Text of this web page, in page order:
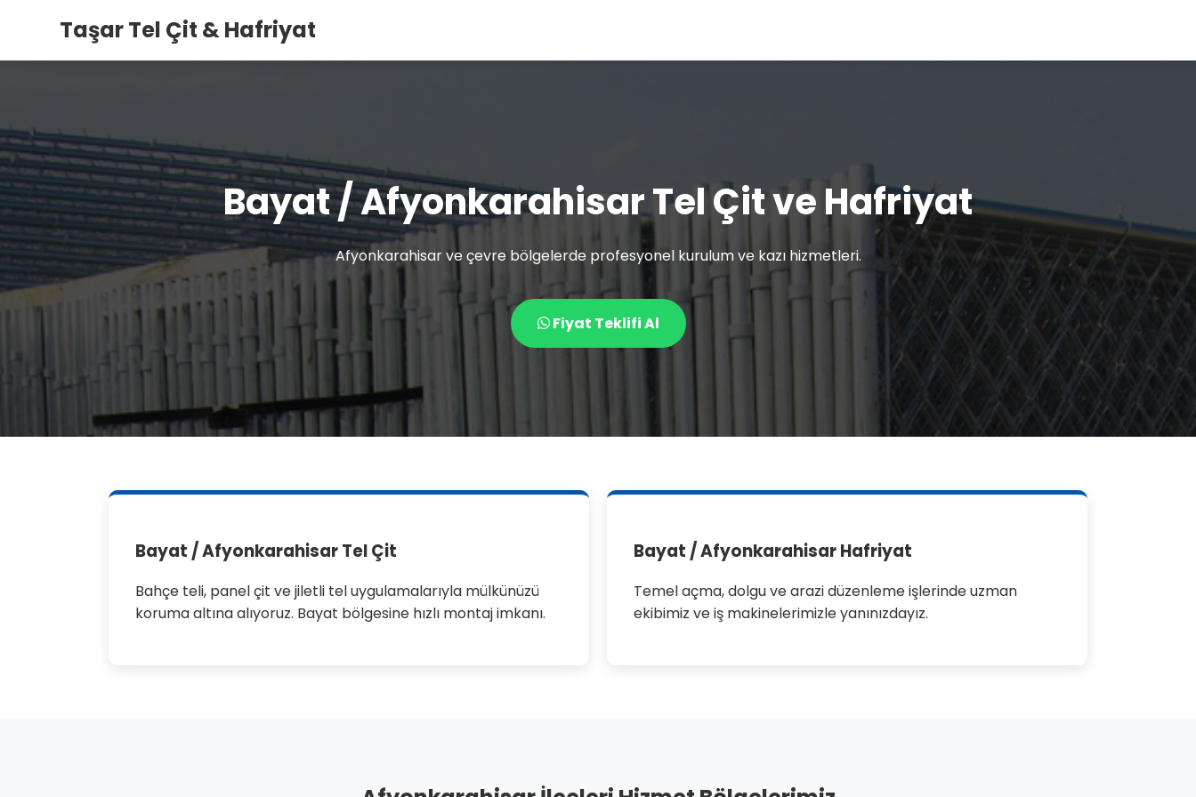
Taşar Tel Çit & Hafriyat
Bayat / Afyonkarahisar Tel Çit ve Hafriyat
Afyonkarahisar ve çevre bölgelerde profesyonel kurulum ve kazı hizmetleri.
Fiyat Teklifi Al
Bayat / Afyonkarahisar Tel Çit
Bahçe teli, panel çit ve jiletli tel uygulamalarıyla mülkünüzü
koruma altına alıyoruz. Bayat bölgesine hızlı montaj imkanı.
Bayat / Afyonkarahisar Hafriyat
Temel açma, dolgu ve arazi düzenleme işlerinde uzman
ekibimiz ve iş makinelerimizle yanınızdayız.